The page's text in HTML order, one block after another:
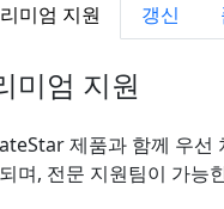
미엄 지원 갱신
미엄 지원
제품과 함께 우선
며, 전문 지원팀이 가능